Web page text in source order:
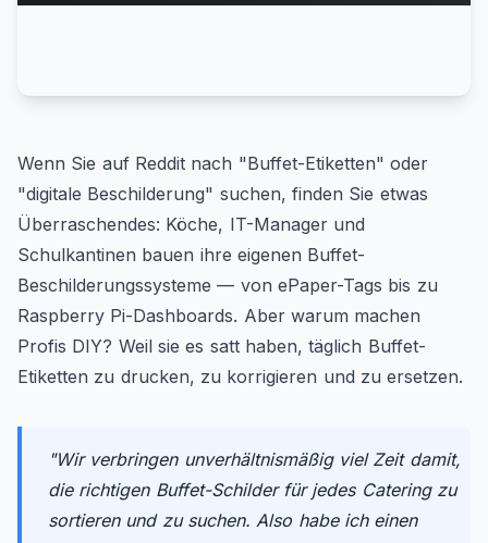
Wenn Sie auf Reddit nach "Buffet-Etiketten" oder
"digitale Beschilderung" suchen, finden Sie etwas
Überraschendes: Köche, IT-Manager und
Schulkantinen bauen ihre eigenen Buffet-
Beschilderungssysteme — von ePaper-Tags bis zu
Raspberry Pi-Dashboards. Aber warum machen
Profis DIY? Weil sie es satt haben, täglich Buffet-
Etiketten zu drucken, zu korrigieren und zu ersetzen.
"Wir verbringen unverhältnismäßig viel Zeit damit,
die richtigen Buffet-Schilder für jedes Catering zu
sortieren und zu suchen. Also habe ich einen